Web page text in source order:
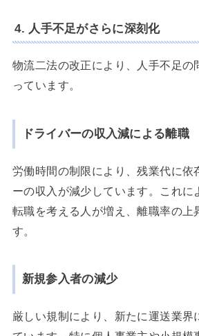
4. 人手不足がさらに深刻化
物流二法の改正により、人手不足の
っています。
ドライバーの収入減による離職
労働時間の制限により、残業代に依
ーの収入が減少しています。これに
転職を考える人が増え、離職率の上
す。
新規参入者の減少
厳しい規制により、新たに運送業界